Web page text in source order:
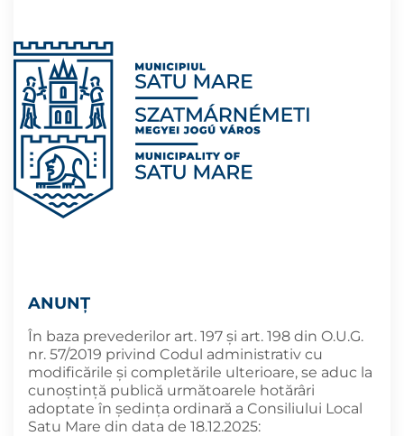
ANUNȚ
În baza prevederilor art. 197 și art. 198 din O.U.G.
nr. 57/2019 privind Codul administrativ cu
modificările și completările ulterioare, se aduc la
cunoştinţă publică următoarele hotărâri
adoptate în şedința ordinară a Consiliului Local
Satu Mare din data de 18.12.2025: